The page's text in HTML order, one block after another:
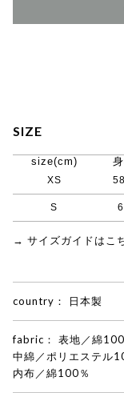
SIZE
size(cm)
XS
S
→ サイズガイドはこ
country： 日本製
fabric：
表地／綿
中綿／ポリエステル
内布／綿100％